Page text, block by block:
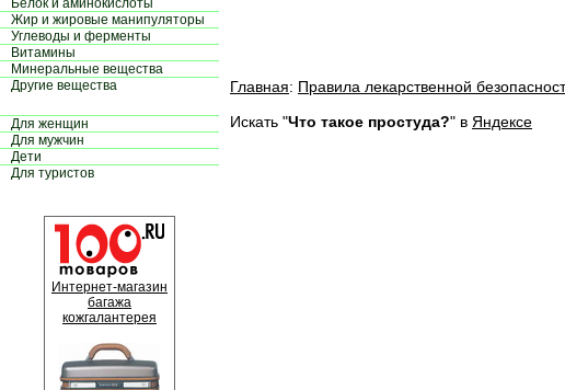
Белок и аминокислоты
Жир и жировые манипуляторы
Углеводы и ферменты
Витамины
Минеральные вещества
Другие вещества
Для женщин
Для мужчин
Дети
Для туристов
Интернет-магазин
багажа
кожгалантерея
Главная: Правила лекарственной
Искать "Что такое простуда?" в Яндексе